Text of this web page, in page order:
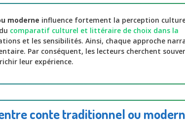
moderne influence fortement la perception
comparatif culturel et littéraire de choix dans la
et les sensibilités. Ainsi, chaque approche
Par conséquent, les lecteurs cherchent
leur expérience.
conte traditionnel ou